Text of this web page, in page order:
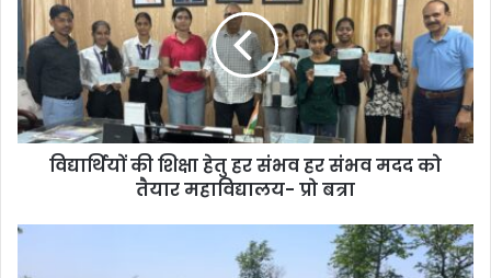
विद्यार्थियों की शिक्षा हेतु हर संभव हर संभव मदद को
तैयार महाविद्यालय- प्रो बत्रा